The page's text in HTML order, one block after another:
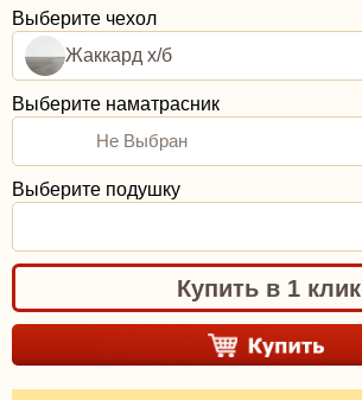
Выберите чехол
Жаккард х/б
Выберите наматрасник
Не Выбран
Выберите подушку
Купить в 1 клик